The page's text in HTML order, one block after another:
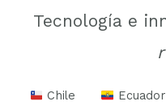
Tecnología e
Chile Ecuador